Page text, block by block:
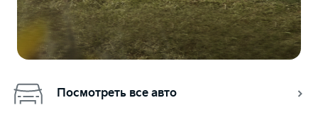
Посмотреть все авто